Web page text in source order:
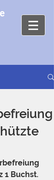
1 Buchst.